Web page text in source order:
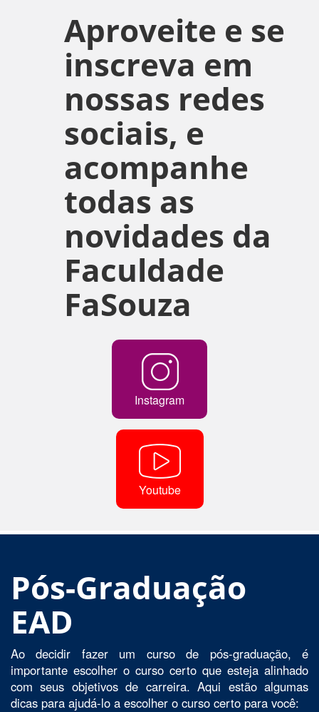
Aproveite e se
inscreva em
nossas redes
sociais, e
acompanhe
todas as
novidades da
Faculdade
FaSouza
Instagram
Youtube
Pós-Graduação
EAD
Ao decidir fazer um curso de pós-graduação, é
importante escolher o curso certo que esteja alinhado
com seus objetivos de carreira. Aqui estão algumas
dicas para ajudá-lo a escolher o curso certo para você: